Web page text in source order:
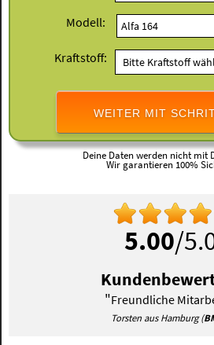
Modell:
Kraftstoff:
WEITER MIT
Deine Daten werden nicht mit
Wir garantieren 100%
5.00/
"Freundliche
Torsten aus Hamburg (